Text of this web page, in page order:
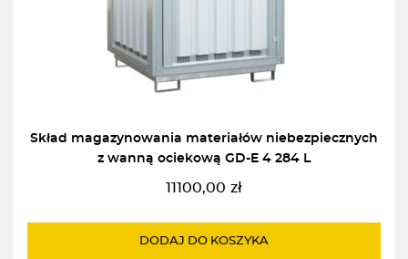
Skład magazynowania materiałów niebezpiecznych
z wanną ociekową GD-E 4 284 L
11100,00 zł
DODAJ DO KOSZYKA